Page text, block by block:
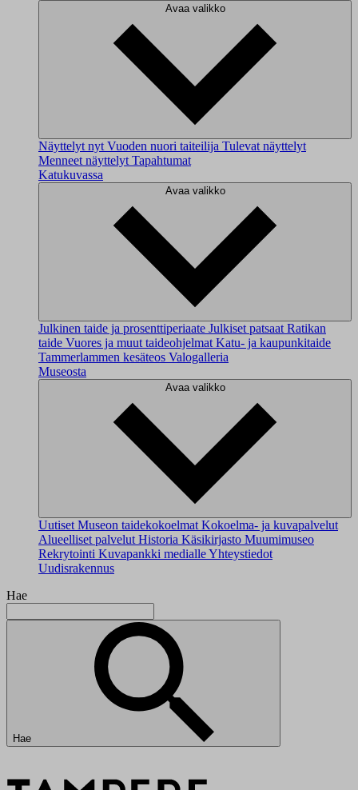
Avaa valikko
Näyttelyt nyt Vuoden nuori taiteilija Tulevat näyttelyt
Menneet näyttelyt Tapahtumat
Katukuvassa
Avaa valikko
Julkinen taide ja prosenttiperiaate Julkiset patsaat Ratikan
taide Vuores ja muut taideohjelmat Katu- ja kaupunkitaide
Tammerlammen kesäteos Valogalleria
Museosta
Avaa valikko
Uutiset Museon taidekokoelmat Kokoelma- ja kuvapalvelut
Alueelliset palvelut Historia Käsikirjasto Muumimuseo
Rekrytointi Kuvapankki medialleYhteystiedot
Uudisrakennus
Hae
Hae